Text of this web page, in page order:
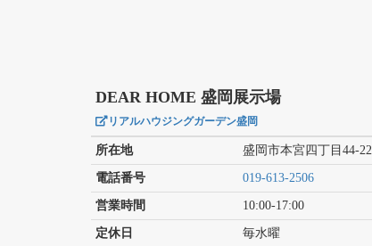
DEAR HOME 盛岡展示場
リアルハウジングガーデン盛岡
所在地 盛岡市本宮四丁目44-22
電話番号 019-613-2506
営業時間 10:00-17:00
定休日 毎水曜